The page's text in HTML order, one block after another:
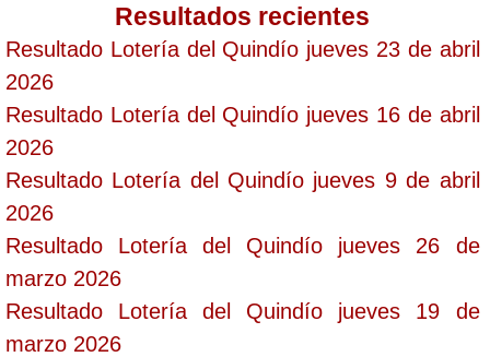
Resultados recientes
Resultado Lotería del Quindío jueves 23 de abril
2026
Resultado Lotería del Quindío jueves 16 de abril
2026
Resultado Lotería del Quindío jueves 9 de abril
2026
Resultado Lotería del Quindío jueves 26 de
marzo 2026
Resultado Lotería del Quindío jueves 19 de
marzo 2026